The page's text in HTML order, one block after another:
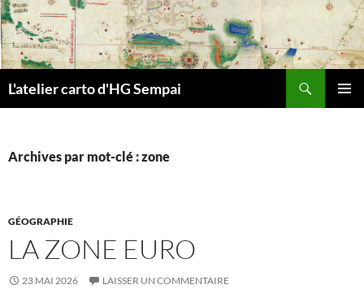
Aller
au
contenu
L'atelier carto d'HG Sempai
Archives par mot-clé : zone
GÉOGRAPHIE
LA ZONE EURO
23 MAI 2026 LAISSER UN COMMENTAIRE